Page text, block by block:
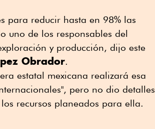
para reducir hasta en 98% las
uno de los responsables del
y producción, dijo este
Obrador.
estatal mexicana realizará esa
pero no dio detalles
recursos planeados para ella.